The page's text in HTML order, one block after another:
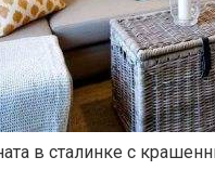
в сталинке с